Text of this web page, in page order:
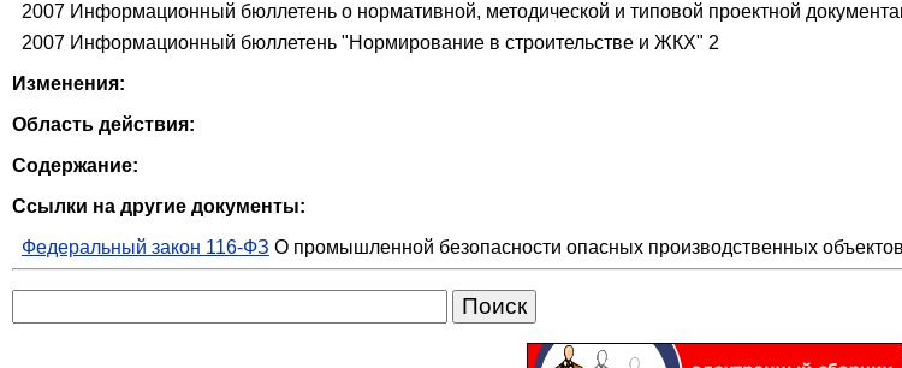
2007 Информационный бюллетень о нормативной, методической и типовой проектной
2007 Информационный бюллетень "Нормирование в строительстве и ЖКХ" 2
Изменения:
Область действия:
Содержание:
Ссылки на другие документы:
Федеральный закон 116-ФЗ О промышленной безопасности опасных производственных объектов